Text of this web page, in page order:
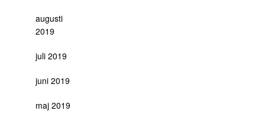
augusti
2019
juli 2019
juni 2019
maj 2019